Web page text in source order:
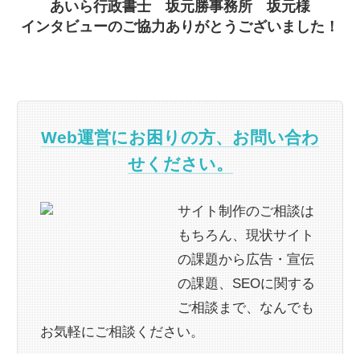
あいら行政書士 坂元勝事務所 坂元様
インタビューのご協力ありがとうございました！
Web運営にお困りの方、お問い合わ
せください。
サイト制作のご相談は
もちろん、現状サイト
の課題から広告・宣伝
の課題、SEOに関する
ご相談まで、なんでも
お気軽にご相談ください。